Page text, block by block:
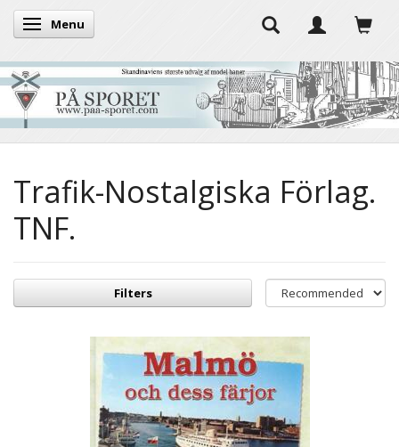
Toggle navigation
Menu
Trafik-Nostalgiska Förlag.
TNF.
Filters